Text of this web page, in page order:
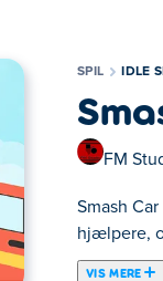
SPIL IDLE
FM
Smash
hjælpere,
VIS MERE